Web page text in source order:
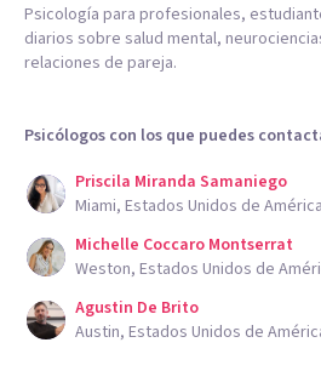
Psicología para profesionales,
diarios sobre salud mental,
relaciones de pareja.
Psicólogos con los que puedes
Priscila Miranda Samaniego
Miami, Estados Unidos de América
Michelle Coccaro Montserrat
Weston, Estados Unidos de
Agustin De Brito
Austin, Estados Unidos de